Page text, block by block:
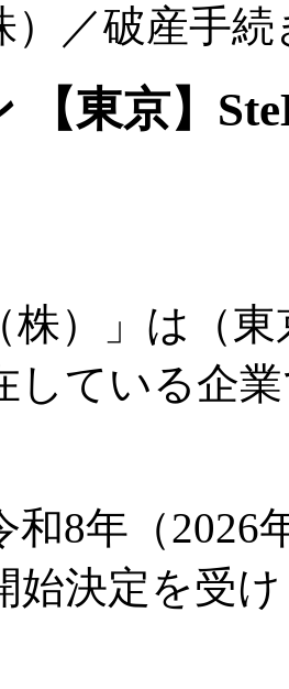
）／破産手
【東京】
株）」は（
している企
和8年（2026
始決定を受